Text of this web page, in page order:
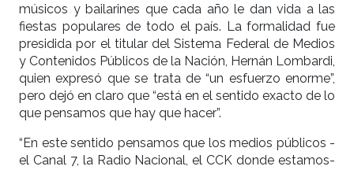
músicos y bailarines que cada año le dan vida a las
fiestas populares de todo el país. La formalidad fue
presidida por el titular del Sistema Federal de Medios
y Contenidos Públicos de la Nación, Hernán Lombardi,
quien expresó que se trata de “un esfuerzo enorme”,
pero dejó en claro que “está en el sentido exacto de lo
que pensamos que hay que hacer”.
“En este sentido pensamos que los medios públicos -
el Canal 7, la Radio Nacional, el CCK donde estamos-